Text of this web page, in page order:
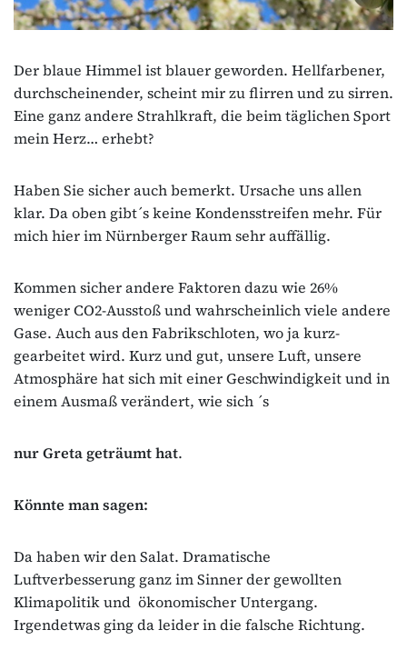
Der blaue Himmel ist blauer geworden. Hellfarbener,
durchscheinender, scheint mir zu flirren und zu sirren.
Eine ganz andere Strahlkraft, die beim täglichen Sport
mein Herz… erhebt?
Haben Sie sicher auch bemerkt. Ursache uns allen
klar. Da oben gibt´s keine Kondensstreifen mehr. Für
mich hier im Nürnberger Raum sehr auffällig.
Kommen sicher andere Faktoren dazu wie 26%
weniger CO2-Ausstoß und wahrscheinlich viele andere
Gase. Auch aus den Fabrikschloten, wo ja kurz-
gearbeitet wird. Kurz und gut, unsere Luft, unsere
Atmosphäre hat sich mit einer Geschwindigkeit und in
einem Ausmaß verändert, wie sich ´s
nur Greta geträumt hat.
Könnte man sagen:
Da haben wir den Salat. Dramatische
Luftverbesserung ganz im Sinner der gewollten
Klimapolitik und ökonomischer Untergang.
Irgendetwas ging da leider in die falsche Richtung.